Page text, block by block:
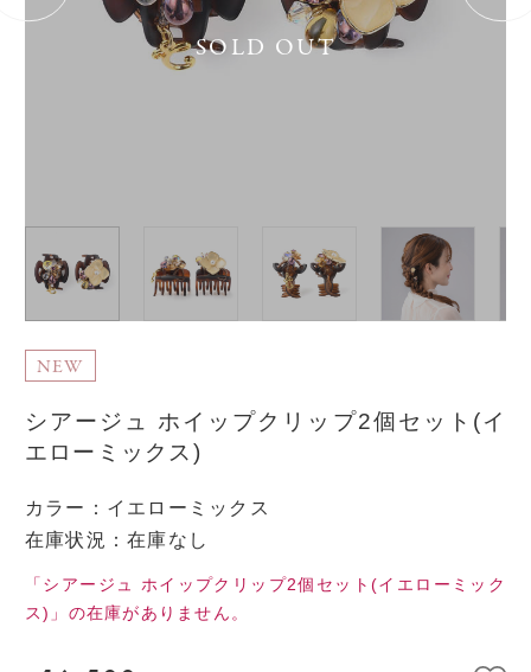
SOLD OUT
NEW
シアージュ ホイップクリップ2個セット(イ
エローミックス)
カラー ： イエローミックス
在庫状況：在庫なし
「シアージュ ホイップクリップ2個セット(イエローミック
ス)」の在庫がありません。